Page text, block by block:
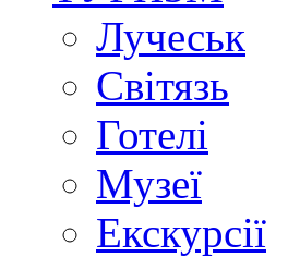
Лучеськ
Світязь
Готелі
Музеї
Екскурсії